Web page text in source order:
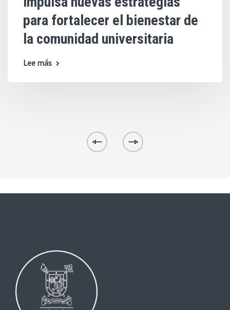
para fortalecer el bienestar de
la comunidad universitaria
Lee más